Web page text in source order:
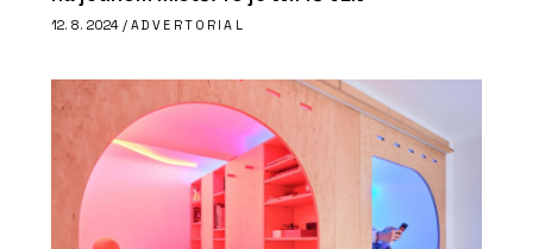
12. 8. 2024 / ADVERTORIAL